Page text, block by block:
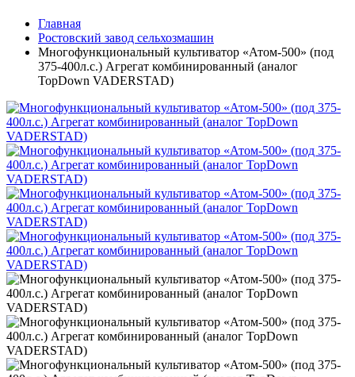
Главная
Ростовский завод сельхозмашин
Многофункциональный культиватор «Атом-500» (под
375-400л.с.) Агрегат комбинированный (аналог
TopDown VADERSTAD)